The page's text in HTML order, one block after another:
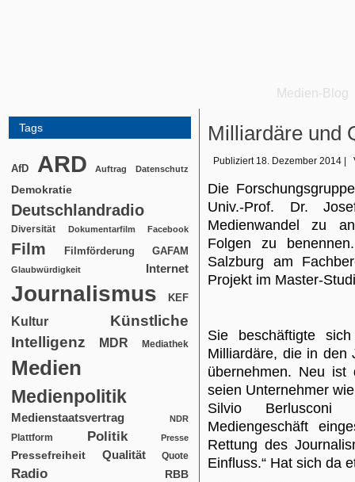
Medien-Blog
Tags
AfD ARD Auftrag Datenschutz
Demokratie
Deutschlandradio
Diversität Dokumentarfilm Facebook
Film Filmförderung GAFAM
Glaubwürdigkeit Internet
Journalismus KEF
Kultur
Künstliche
Intelligenz
MDR Mediathek
Medien
Medienpolitik
Medienstaatsvertrag NDR
Plattform Politik Presse
Pressefreiheit Qualität Quote
Radio RBB
Milliardäre und
Publiziert 18. Dezember 2014
Die
Univ.-Prof. Dr.
Medienwandel zu
Folgen zu
Salzburg am
Projekt im Master-
Sie beschäftigte
Milliardäre, die in den
übernehmen. Neu ist
seien Unternehmer
Silvio Berlusconi
Mediengeschäft
Rettung des
Einfluss.“ Hat sich da